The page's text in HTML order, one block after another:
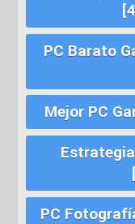
PC Barato
Mejor PC
PC